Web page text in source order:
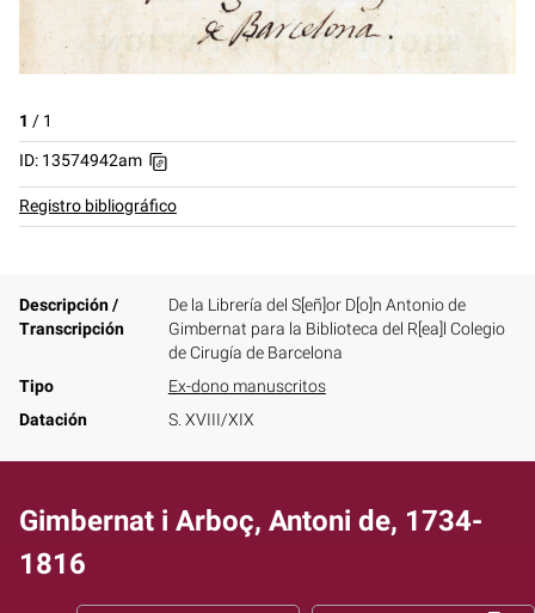
1 / 1
ID: 13574942am
Registro bibliográfico
Descripción /
Transcripción
De la Librería del S[eñ]or D[o]n Antonio de
Gimbernat para la Biblioteca del R[ea]l Colegio
de Cirugía de Barcelona
Tipo
Ex-dono manuscritos
Datación
S. XVIII/XIX
Gimbernat i Arboç, Antoni de, 1734-
1816